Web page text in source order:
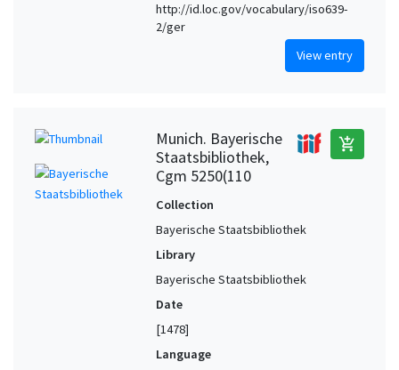
http://id.loc.gov/vocabulary/iso639-
2/ger
View entry
Munich. Bayerische
Staatsbibliothek,
Cgm 5250(110
add_shopping_cart
Collection
Bayerische Staatsbibliothek
Library
Bayerische Staatsbibliothek
Date
[1478]
Language